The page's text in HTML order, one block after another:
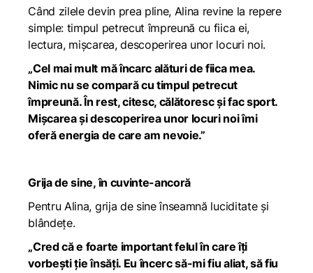
Când zilele devin prea pline, Alina revine la repere
simple: timpul petrecut împreună cu fiica ei,
lectura, mișcarea, descoperirea unor locuri noi.
„Cel mai mult mă încarc alături de fiica mea.
Nimic nu se compară cu timpul petrecut
împreună. În rest, citesc, călătoresc și fac sport.
Mișcarea și descoperirea unor locuri noi îmi
oferă energia de care am nevoie.”
Grija de sine, în cuvinte-ancoră
Pentru Alina, grija de sine înseamnă luciditate și
blândețe.
„Cred că e foarte important felul în care îți
vorbești ție însăți. Eu încerc să-mi fiu aliat, să fiu